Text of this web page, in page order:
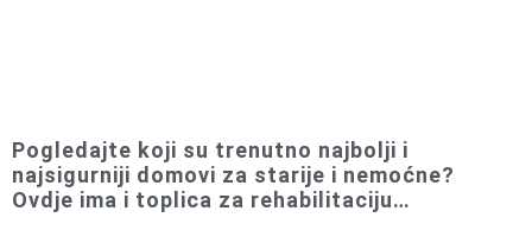
Pogledajte koji su trenutno najbolji i
najsigurniji domovi za starije i nemoćne?
Ovdje ima i toplica za rehabilitaciju…